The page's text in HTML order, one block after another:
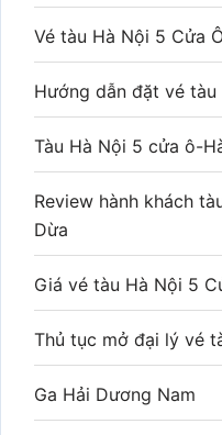
Vé tàu Hà Nội 5 Cửa
Hướng dẫn đặt vé
Tàu Hà Nội 5 cửa ô-
Review hành khách
Dừa
Giá vé tàu Hà Nội 5
Thủ tục mở đại lý vé
Ga Hải Dương Nam